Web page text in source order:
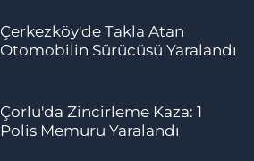
Çerkezköy'de Takla Atan
Otomobilin Sürücüsü Yaralandı
Çorlu'da Zincirleme Kaza: 1
Polis Memuru Yaralandı